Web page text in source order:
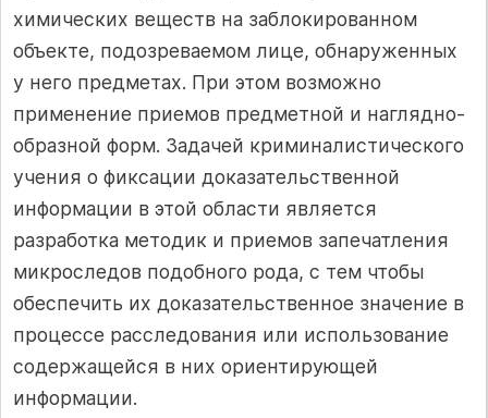
химических веществ на заблокированном
объекте, подозреваемом лице, обнаруженных
у него предметах. При этом возможно
применение приемов предметной и наглядно-
образной форм. Задачей криминалистического
учения о фиксации доказательственной
информации в этой области является
разработка методик и приемов запечатления
микроследов подобного рода, с тем чтобы
обеспечить их доказательственное значение в
процессе расследования или использование
содержащейся в них ориентирующей
информации.